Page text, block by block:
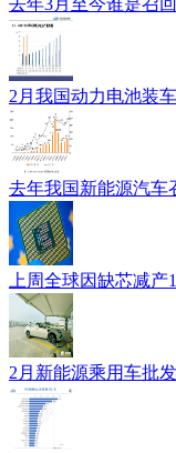
去年3月至今谁是召
2月我国动力电池装
去年我国新能源汽车
上周全球因缺芯减
2月新能源乘用车批